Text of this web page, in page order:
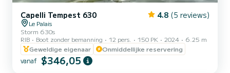
Capelli Tempest 630 4.8 (5 reviews)
Le Palais
Storm 630s
RIB
Boot zonder bemanning 12 pers. 150 PK 2024
6.25 m
Geweldige eigenaar
Onmiddellijke reservering
vanaf $346,05